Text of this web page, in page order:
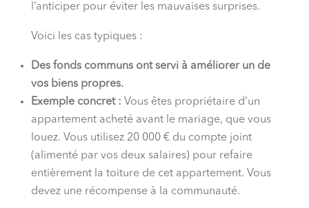
l’anticiper pour éviter les mauvaises surprises.
Voici les cas typiques :
Des fonds communs ont servi à améliorer un de
vos biens propres.
Exemple concret : Vous êtes propriétaire d’un
appartement acheté avant le mariage, que vous
louez. Vous utilisez 20 000 € du compte joint
(alimenté par vos deux salaires) pour refaire
entièrement la toiture de cet appartement. Vous
devez une récompense à la communauté.